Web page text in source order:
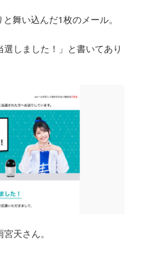
舞い込んだ1枚のメール。
しました！」と書いてあり
天さん。